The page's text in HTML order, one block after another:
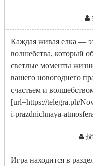
Каждая живая елка —
волшебства, который
светлые моменты
вашего новогоднего
счастьем и
[url=https://telegra.ph/
i-prazdnichnaya-
Игра находится в